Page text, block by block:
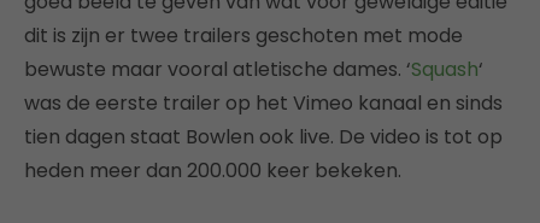
dit is zijn er twee trailers geschoten met mode
bewuste maar vooral atletische dames. ‘Squash‘
was de eerste trailer op het Vimeo kanaal en sinds
tien dagen staat Bowlen ook live. De video is tot op
heden meer dan 200.000 keer bekeken.